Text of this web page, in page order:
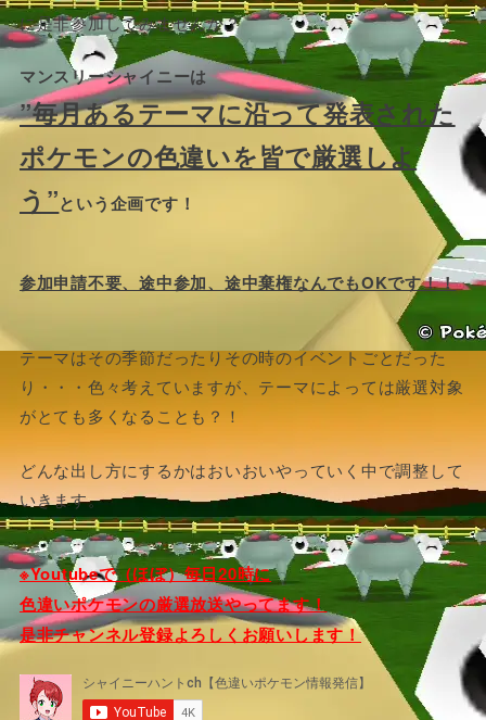
に是非参加してみませんか？
マンスリーシャイニーは
”毎月あるテーマに沿って発表された
ポケモンの色違いを皆で厳選しよ
う”という企画です！
参加申請不要、途中参加、途中棄権なんでもOKです！！
テーマはその季節だったりその時のイベントごとだった
り・・・色々考えていますが、テーマによっては厳選対象
がとても多くなることも？！
どんな出し方にするかはおいおいやっていく中で調整して
いきます。
※Youtubeで（ほぼ）毎日20時に
色違いポケモンの厳選放送やってます！
是非チャンネル登録よろしくお願いします！